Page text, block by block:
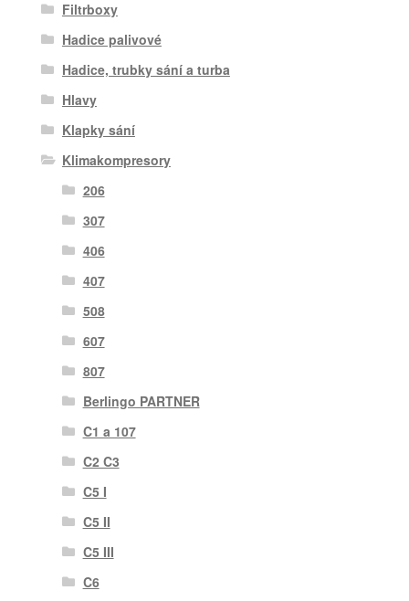
Filtrboxy
Hadice palivové
Hadice, trubky sání a turba
Hlavy
Klapky sání
Klimakompresory
206
307
406
407
508
607
807
Berlingo PARTNER
C1 a 107
C2 C3
C5 I
C5 II
C5 III
C6